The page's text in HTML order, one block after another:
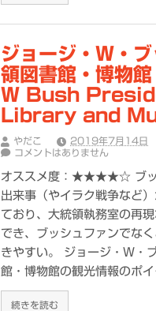
ジョージ・W・
領図書館・博物
W Bush
Library and
やだこ 2019年7月14日
コメントはありません
オススメ度：★★★★☆ ブッ
出来事（やイラク戦争など
ており、大統領執務室の再
でき、ブッシュファンでな
きやすい。 ジョージ・W・
館・博物館の観光情報のポ
続きを読む